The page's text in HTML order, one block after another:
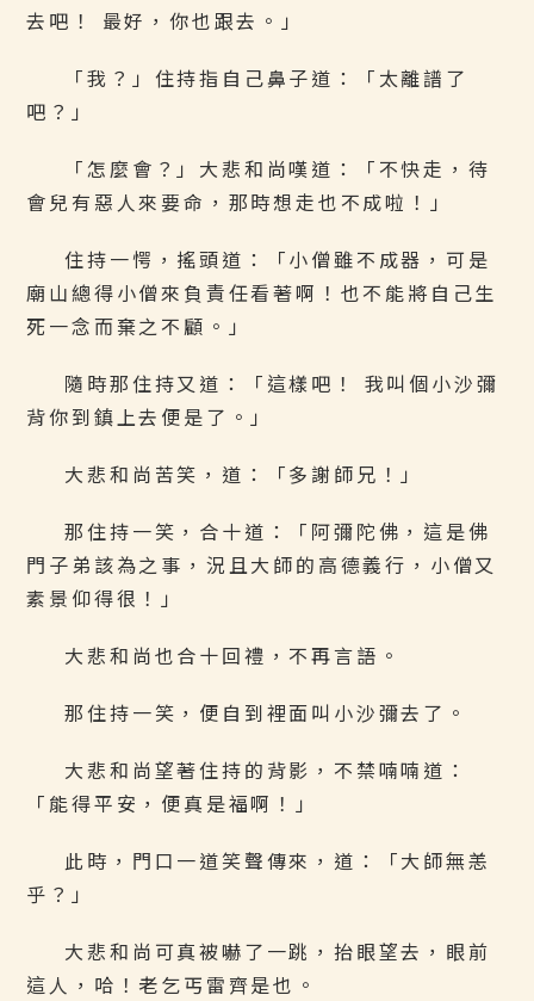
去吧！ 最好，你也跟去。」
「我？」住持指自己鼻子道：「太離譜了
吧？」
「怎麼會？」大悲和尚嘆道：「不快走，待
會兒有惡人來要命，那時想走也不成啦！」
住持一愕，搖頭道：「小僧雖不成器，可是
廟山總得小僧來負責任看著啊！也不能將自己生
死一念而棄之不顧。」
隨時那住持又道：「這樣吧！ 我叫個小沙彌
背你到鎮上去便是了。」
大悲和尚苦笑，道：「多謝師兄！」
那住持一笑，合十道：「阿彌陀佛，這是佛
門子弟該為之事，況且大師的高德義行，小僧又
素景仰得很！」
大悲和尚也合十回禮，不再言語。
那住持一笑，便自到裡面叫小沙彌去了。
大悲和尚望著住持的背影，不禁喃喃道：
「能得平安，便真是福啊！」
此時，門口一道笑聲傳來，道：「大師無恙
乎？」
大悲和尚可真被嚇了一跳，抬眼望去，眼前
這人，哈！老乞丐雷齊是也。